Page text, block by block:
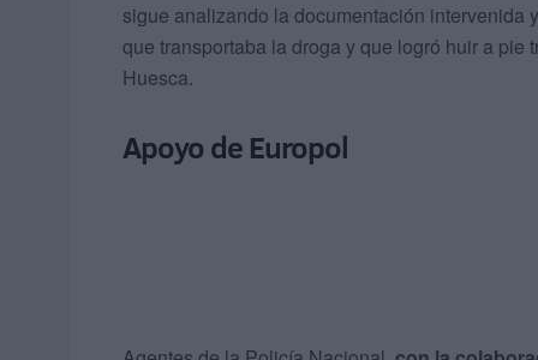
sigue analizando la documentación intervenida
que transportaba la droga y que logró huir a
Huesca.
Apoyo de Europol